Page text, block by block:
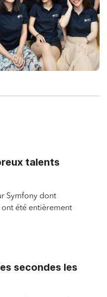
talents
Symfony dont
été entièrement
secondes les